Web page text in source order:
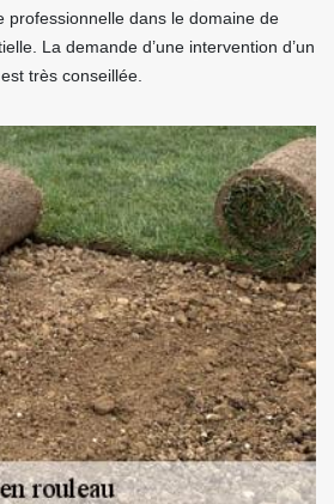
professionnelle dans le domaine de
La demande d’une intervention d’un
très conseillée.